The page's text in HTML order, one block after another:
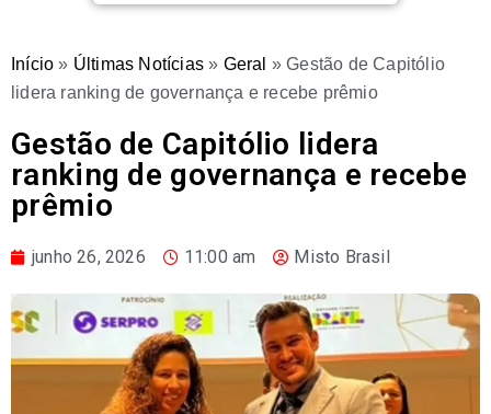
Início » Últimas Notícias » Geral »Gestão de Capitólio
lidera ranking de governança e recebe prêmio
Gestão de Capitólio lidera
ranking de governança e recebe
prêmio
junho 26, 2026 11:00 am Misto Brasil